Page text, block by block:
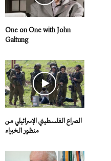
One on One with John
Galtung
الصراع الفلسطيني الإسرائيلي من
منظور الخبراء